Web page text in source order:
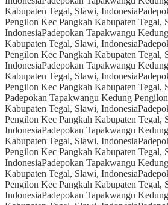
Kabupaten Tegal, Slawi, Indonesia
Pengilon Kec Pangkah Kabupaten Tegal,
IndonesiaPadepokan Tapakwangu
Kabupaten Tegal, Slawi, Indonesia
Pengilon Kec Pangkah Kabupaten Tegal,
IndonesiaPadepokan Tapakwangu
Kabupaten Tegal, Slawi, Indonesia
Pengilon Kec Pangkah Kabupaten Tegal,
Padepokan Tapakwangu Kedung
Kabupaten Tegal, Slawi, Indonesia
Pengilon Kec Pangkah Kabupaten Tegal,
IndonesiaPadepokan Tapakwangu
Kabupaten Tegal, Slawi, Indonesia
Pengilon Kec Pangkah Kabupaten Tegal,
IndonesiaPadepokan Tapakwangu
Kabupaten Tegal, Slawi, Indonesia
Pengilon Kec Pangkah Kabupaten Tegal,
IndonesiaPadepokan Tapakwangu